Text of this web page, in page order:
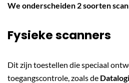
We onderscheiden 2 soorten
Fysieke scanners
Dit zijn toestellen die speciaal
toegangscontrole, zoals de